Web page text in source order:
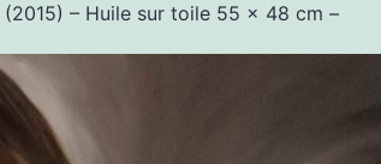
(2015) – Huile sur toile 55 x 48 cm –